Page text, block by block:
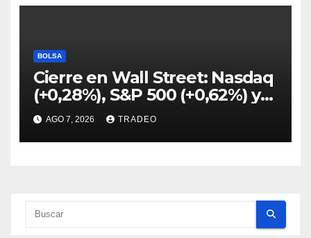
BOLSA
Cierre en Wall Street: Nasdaq
(+0,28%), S&P 500 (+0,62%) y
Nasdaq (+1,30%)
AGO 7, 2026 TRADEO